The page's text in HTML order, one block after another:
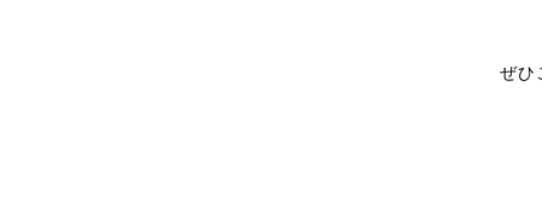
ぜひ